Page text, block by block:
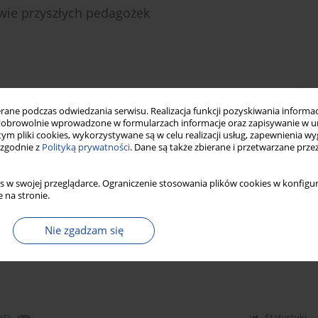
podczas odwiedzania serwisu. Realizacja funkcji pozyskiwania
wprowadzone w formularzach informacje oraz zapisywanie w
pliki cookies, wykorzystywane są w celu realizacji usług, zapewnienia
z Polityką prywatności. Dane są także zbierane i przetwarzane
w swojej przeglądarce. Ograniczenie stosowania plików cookies w
na stronie.
Nie zgadzam się
przyszłych pedagożek
Statystyki
Statystyki
przykładzie rozwiązań Familienzentrum